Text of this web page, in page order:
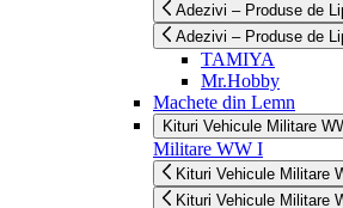
Adezivi – Produse de
Adezivi – Produse de
TAMIYA
Mr.Hobby
Machete din Lemn
Kituri Vehicule Militare
Militare WW I
Kituri Vehicule Militare
Kituri Vehicule Militare